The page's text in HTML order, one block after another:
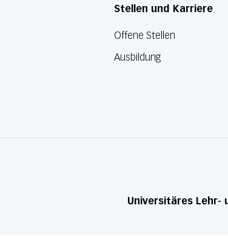
Stellen und Karriere
Offene Stellen
Ausbildung
Universitäres Lehr-